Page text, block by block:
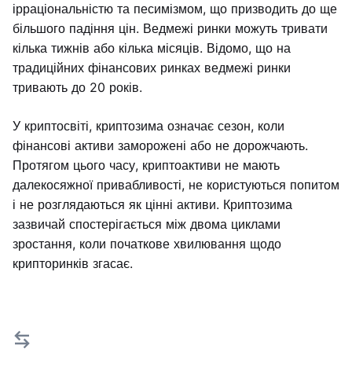
ірраціональністю та песимізмом, що призводить до ще
більшого падіння цін. Ведмежі ринки можуть тривати
кілька тижнів або кілька місяців. Відомо, що на
традиційних фінансових ринках ведмежі ринки
тривають до 20 років.
У криптосвіті, криптозима означає сезон, коли
фінансові активи заморожені або не дорожчають.
Протягом цього часу, криптоактиви не мають
далекосяжної привабливості, не користуються попитом
і не розглядаються як цінні активи. Криптозима
зазвичай спостерігається між двома циклами
зростання, коли початкове хвилювання щодо
крипторинків згасає.